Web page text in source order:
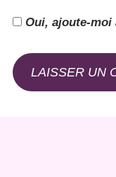
Oui, ajoute-